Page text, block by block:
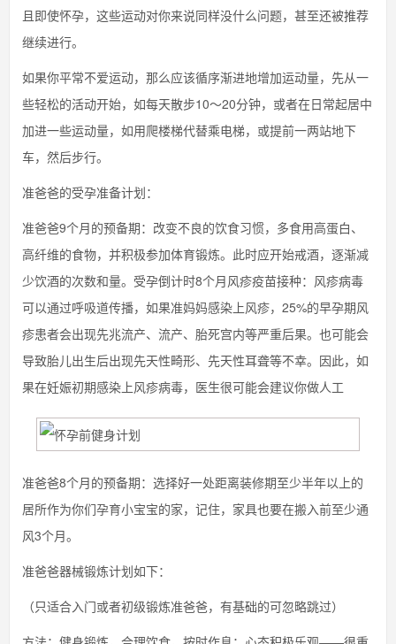
且即使怀孕，这些运动对你来说同样没什么问题，甚至还被推荐
继续进行。
如果你平常不爱运动，那么应该循序渐进地增加运动量，先从一
些轻松的活动开始，如每天散步10～20分钟，或者在日常起居中
加进一些运动量，如用爬楼梯代替乘电梯，或提前一两站地下
车，然后步行。
准爸爸的受孕准备计划：
准爸爸9个月的预备期：改变不良的饮食习惯，多食用高蛋白、
高纤维的食物，并积极参加体育锻炼。此时应开始戒酒，逐渐减
少饮酒的次数和量。受孕倒计时8个月风疹疫苗接种：风疹病毒
可以通过呼吸道传播，如果准妈妈感染上风疹，25%的早孕期风
疹患者会出现先兆流产、流产、胎死宫内等严重后果。也可能会
导致胎儿出生后出现先天性畸形、先天性耳聋等不幸。因此，如
果在妊娠初期感染上风疹病毒，医生很可能会建议你做人工
准爸爸8个月的预备期：选择好一处距离装修期至少半年以上的
居所作为你们孕育小宝宝的家，记住，家具也要在搬入前至少通
风3个月。
准爸爸器械锻炼计划如下：
（只适合入门或者初级锻炼准爸爸，有基础的可忽略跳过）